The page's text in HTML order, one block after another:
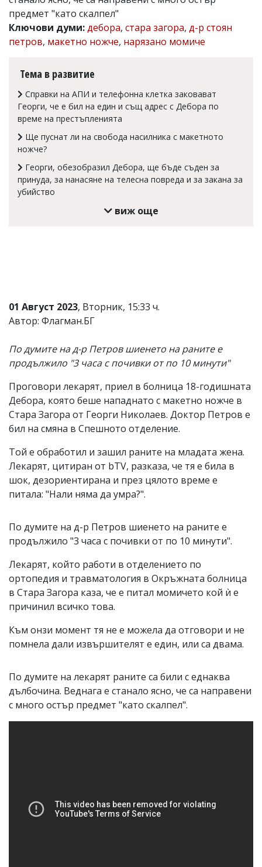
Коментарите
под
статиите
се
читателите
редакцията
носи
тях!
откриете
обиден
предмет "като скалпел"
Ключови думи:дебора, стара загора, д-р стоян
петров, макетно ножче, нарязано момиче
Тема в развитие
Справки на АПИ и телефонна клетка заковават
Георги, че е бил на един и същ адрес с Дебора по
време на престъпленията
Ще пуснат ли на свобода насилника с макетното
ножче?
Георги, обезобразил Дебора, ще бъде съден за
принуда, за нанасяне на телесна повреда и за закана за
убийство
виж още
01 Август 2023, Вторник, 15:33 ч.
Автор: Флагман.БГ
По думите на д-р Петров шиенето на раните е
продължило "3 часа с почивки от по 10 минути"
Проговори лекарят, приел в болница 18-годишната
Дебора, която беше нападнато с макетно ножче в
Стара Загора от Георги Николаев. Доктор Петров е
бил на смяна в Спешното отделение.
Той е обработил и зашил раните на младата жена.
Лекарят, цитиран от bTV, разказа, че тя е била в
шок, дезориентирана и през цялото време е
питала: "Нали няма да умра?".
По думите на д-р Петров шиенето на раните е
продължило "3 часа с почивки от по 10 минути".
Лекарят, който работи в отделението по
ортопедия и травматология в Окръжната болница
в Стара Загора каза, че е питал момичето кой ѝ е
причинил всичко това.
Към онзи момент тя не е можела да отговори и не
помнела дали извършителят е един, или са двама.
По думите на лекарят раните са били с еднаква
дълбочина. Веднага е станало ясно, че са направени
с много остър предмет "като скалпел".